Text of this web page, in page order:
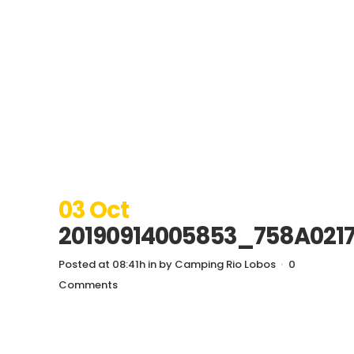
03 Oct
Posted at 08:41h in by Camping Rio Lobos
0
Comments